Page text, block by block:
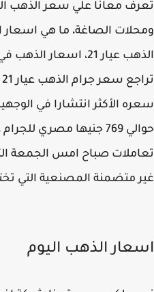
معانا علي سعر الذهب
الصاغة، ما هي اسعار
الذهب عيار 21، اسعار
الأكثر انتشارا في الوجهين
حوالي 769 جنيها مصري
متضمنة المصنعية التي
الذهب اليوم